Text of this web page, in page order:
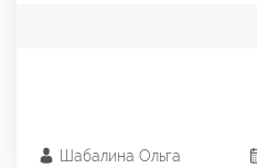
Шабалина Ольга